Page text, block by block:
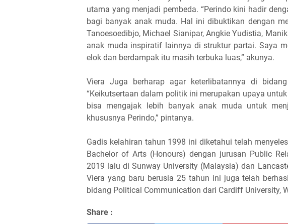
utama yang menjadi pembeda. “Perindo kini hadir
bagi banyak anak muda. Hal ini dibuktikan dengan
Tanoesoedibjo, Michael Sianipar, Angkie Yudistia,
anak muda inspiratif lainnya di struktur partai. Saya
elok dan berdampak itu masih terbuka luas,” akunya.
Viera Juga berharap agar keterlibatannya di
“Keikutsertaan dalam politik ini merupakan upaya
bisa mengajak lebih banyak anak muda untuk
khususnya Perindo,” pintanya.
Gadis kelahiran tahun 1998 ini diketahui telah
Bachelor of Arts (Honours) dengan jurusan Public
2019 lalu di Sunway University (Malaysia) dan
Viera yang baru berusia 25 tahun ini juga telah
bidang Political Communication dari Cardiff University,
Share :